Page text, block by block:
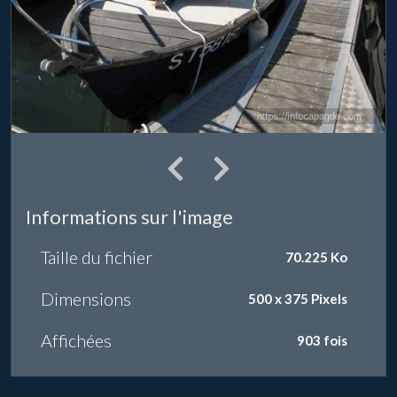
Informations sur l'image
Taille du fichier 70.225 Ko
Dimensions 500 x 375 Pixels
Affichées 903 fois